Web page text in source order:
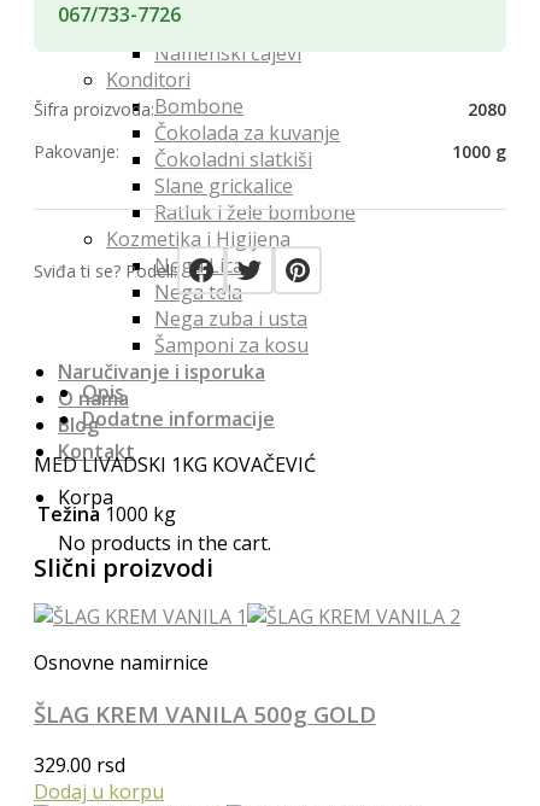
Kafa i zamena za kafu
Namenski čajevi
Konditori
Bombone
Čokolada za kuvanje
Čokoladni slatkiši
Slane grickalice
Ratluk i žele bombone
Kozmetika i Higijena
Nega Lica
Nega tela
Nega zuba i usta
Šamponi za kosu
Naručivanje i isporuka
O nama
Blog
Kontakt
Korpa
No products in the cart.
067/733-7726
Šifra proizvoda:
2080
Pakovanje:
1000 g
Sviđa ti se? Podeli:
Opis
Dodatne informacije
MED LIVADSKI 1KG KOVAČEVIĆ
Težina 1000 kg
Slični proizvodi
Osnovne namirnice
ŠLAG KREM VANILA 500g GOLD
329.00 rsd
Dodaj u korpu